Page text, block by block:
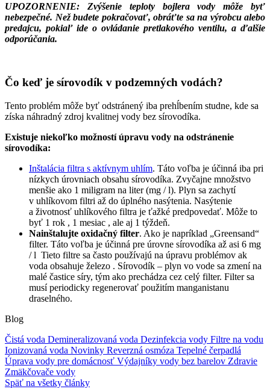
UPOZORNENIE: Zvýšenie teploty bojlera vody môže byť
nebezpečné. Než budete pokračovať, obráťte sa na výrobcu alebo
predajcu, pokiaľ ide o ovládanie pretlakového ventilu, a ďalšie
odporúčania.
Čo keď je sírovodík v podzemných vodách?
Tento problém môže byť odstránený iba prehĺbením studne, kde sa
získa náhradný zdroj kvalitnej vody bez sírovodíka.
Existuje niekoľko možností úpravu vody na odstránenie
sírovodíka:
Inštalácia filtra s aktívnym uhlím. Táto voľba je účinná iba pri
nízkych úrovniach obsahu sírovodíka. Zvyčajne množstvo
menšie ako 1 miligram na liter (mg / l). Plyn sa zachytí
v uhlíkovom filtri až do úplného nasýtenia. Nasýtenie
a životnosť uhlíkového filtra je ťažké predpovedať. Môže to
byť 1 rok , 1 mesiac , ale aj 1 týždeň.
Nainštalujte oxidačný filter. Ako je napríklad „Greensand“
filter. Táto voľba je účinná pre úrovne sírovodíka až asi 6 mg
/ l Tieto filtre sa často používajú na úpravu problémov ak
voda obsahuje železo . Sírovodík – plyn vo vode sa zmení na
malé častice síry, tým ako prechádza cez celý filter. Filter sa
musí periodicky regenerovať použitím manganistanu
draselného.
Blog
Čistá voda Demineralizovaná voda Dezinfekcia vody Filtre na vodu
Ionizovaná voda Novinky Reverzná osmóza Tepelné čerpadlá
Úprava vody pre domácnosť Výdajníky vody bez barelov Zdravie
Zmäkčovače vody
Späť na všetky články